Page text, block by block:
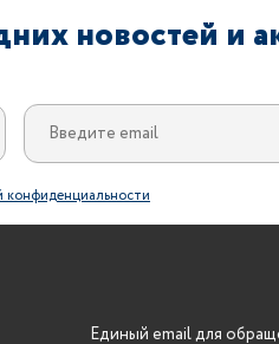
новостей и
Единый email для